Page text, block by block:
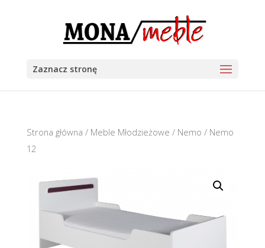
Zaznacz stronę
Strona główna / Meble Młodzieżowe / Nemo / Nemo
12